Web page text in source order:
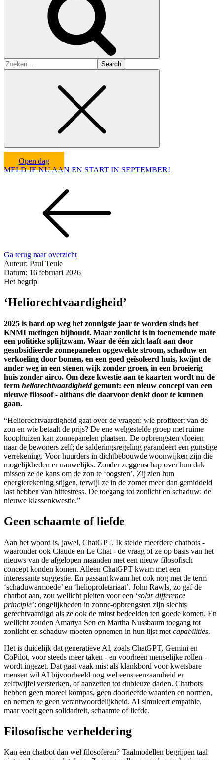
Search
for
Open dag
MELD JE NU AAN EN START IN SEPTEMBER!
Ga terug naar overzicht
Auteur: Paul Teule
Datum: 16 februari 2026
Het begrip
‘Heliorechtvaardigheid’
2025 is hard op weg het zonnigste jaar te worden sinds het
KNMI metingen bijhoudt. Maar zonlicht is in toenemende mate
een politieke splijtzwam. Waar de één zich laaft aan door
gesubsidieerde zonnepanelen opgewekte stroom, schaduw en
verkoeling door bomen, en een goed geïsoleerd huis, kwijnt de
ander weg in een stenen wijk zonder groen, in een broeierig
huis zonder airco. Om deze kwestie aan te kaarten wordt nu de
term heliorechtvaardigheidgemunt: een nieuw concept van een
nieuwe filosoof - althans die daarvoor denkt door te kunnen
gaan.
“Heliorechtvaardigheid gaat over de vragen: wie profiteert van de
zon en wie betaalt de prijs? De ene welgestelde groep met ruime
koophuizen kan zonnepanelen plaatsen. De opbrengsten vloeien
naar de bewoners zelf; de salderingsregeling garandeert een gunstige
verrekening. Voor huurders in dichtbebouwde woonwijken zijn die
mogelijkheden er nauwelijks. Zonder zeggenschap over hun dak
missen ze de kans om de zon te ‘oogsten’. Zij zien hun
energierekening stijgen, terwijl ze in de zomer meer dan gemiddeld
last hebben van hittestress. De toegang tot zonlicht en schaduw: de
nieuwe klassenkwestie.”
Geen schaamte of liefde
Aan het woord is, jawel, ChatGPT. Ik stelde meerdere chatbots -
waaronder ook Claude en Le Chat - de vraag of ze op basis van het
nieuws van de afgelopen maanden met een nieuw filosofisch
concept konden komen. Alleen ChatGPT kwam met een
interessante suggestie. En passant kwam het ook nog met de term
‘schaduwarmoede’ en ‘helioproletariaat’. John Rawls, zo gaf de
chatbot aan, zou wellicht pleiten voor een ‘solar difference
principle’: ongelijkheden in zonne-opbrengsten zijn slechts
gerechtvaardigd als ze ook de minst bedeelden ten goede komen. En
wellicht zouden Amartya Sen en Martha Nussbaum toegang tot
zonlicht en schaduw moeten opnemen in hun lijst met capabilities.
Het is duidelijk dat generatieve AI, zoals ChatGPT, Gemini en
CoPilot, voor steeds meer taken - en voorheen menselijke rollen -
wordt ingezet. Dat gaat vaak mis: als klankbord voor kwetsbare
mensen wil AI bijvoorbeeld nog wel eens eenzaamheid en
zelftwijfel versterken, of aanzetten tot dubieuze daden. Chatbots
hebben geen moreel kompas, geen doorleefde waarden en normen,
en nemen ze geen verantwoordelijkheid. AI simuleert empathie,
maar voelt geen solidariteit, schaamte of liefde.
Filosofische verheldering
Kan een chatbot dan wel filosoferen? Taalmodellen begrijpen taal